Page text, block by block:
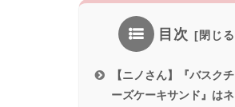
目次
【ニノさん】『バスクチ
ーズケーキサンド』はネ